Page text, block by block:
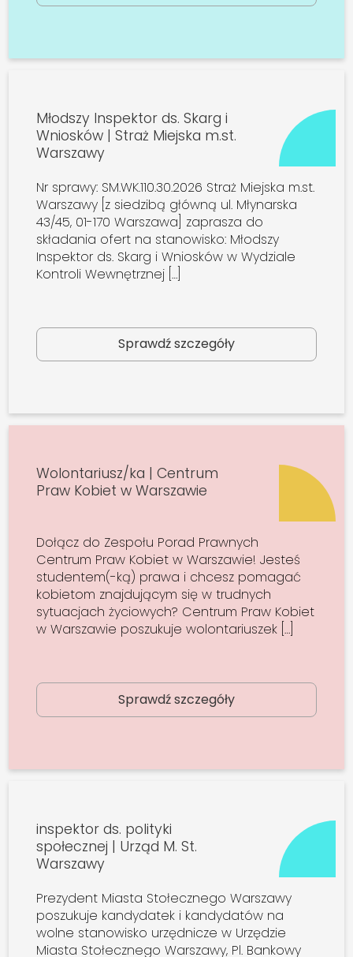
Młodszy Inspektor ds. Skarg i
Wniosków | Straż Miejska m.st.
Warszawy
Nr sprawy: SM.WK.110.30.2026 Straż Miejska m.st.
Warszawy [z siedzibą główną ul. Młynarska
43/45, 01-170 Warszawa] zaprasza do
składania ofert na stanowisko: Młodszy
Inspektor ds. Skarg i Wniosków w Wydziale
Kontroli Wewnętrznej […]
Sprawdź szczegóły
Wolontariusz/ka | Centrum
Praw Kobiet w Warszawie
Dołącz do Zespołu Porad Prawnych
Centrum Praw Kobiet w Warszawie! Jesteś
studentem(-ką) prawa i chcesz pomagać
kobietom znajdującym się w trudnych
sytuacjach życiowych? Centrum Praw Kobiet
w Warszawie poszukuje wolontariuszek […]
Sprawdź szczegóły
inspektor ds. polityki
społecznej | Urząd M. St.
Warszawy
Prezydent Miasta Stołecznego Warszawy
poszukuje kandydatek i kandydatów na
wolne stanowisko urzędnicze w Urzędzie
Miasta Stołecznego Warszawy, Pl. Bankowy